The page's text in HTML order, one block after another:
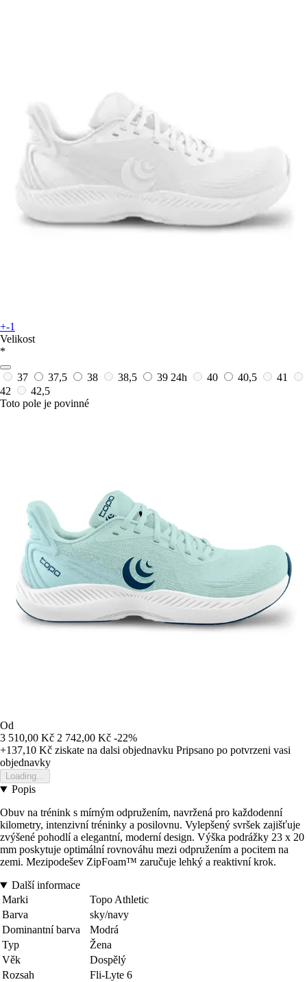
+-1
Velikost
*
37 37,5 38 38,5 39 24h 40 40,5
41
42
42,5
Toto pole je povinné
Od
3 510,00 Kč 2 742,00 Kč -22%
+137,10 Kč ziskate na dalsi objednavku Pripsano po potvrzeni vasi
objednavky
Loading...
Popis
Obuv na trénink s mírným odpružením, navržená pro každodenní
kilometry, intenzivní tréninky a posilovnu. Vylepšený svršek zajišťuje
zvýšené pohodlí a elegantní, moderní design. Výška podrážky 23 x 20
mm poskytuje optimální rovnováhu mezi odpružením a pocitem na
zemi. Mezipodešev ZipFoam™ zaručuje lehký a reaktivní krok.
Další informace
Marki
Topo Athletic
Barva
sky/navy
Dominantní barva
Modrá
Typ
Žena
Věk
Dospělý
Rozsah
Fli-Lyte 6